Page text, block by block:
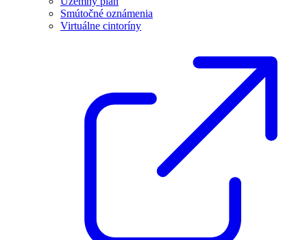
Smútočné oznámenia
Virtuálne cintoríny